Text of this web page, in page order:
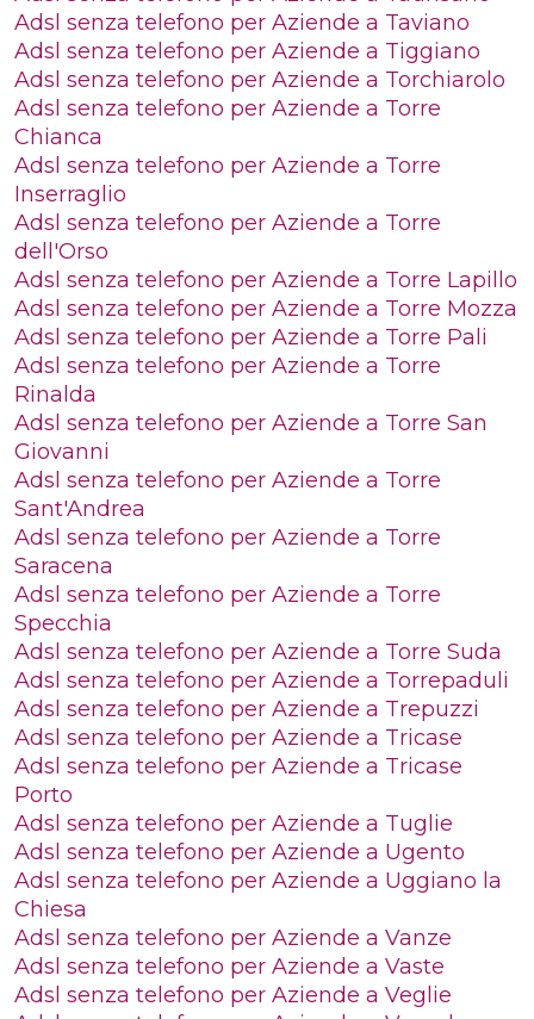
Adsl senza telefono per Aziende a Taviano
Adsl senza telefono per Aziende a Tiggiano
Adsl senza telefono per Aziende a Torchiarolo
Adsl senza telefono per Aziende a Torre
Chianca
Adsl senza telefono per Aziende a Torre
Inserraglio
Adsl senza telefono per Aziende a Torre
dell'Orso
Adsl senza telefono per Aziende a Torre Lapillo
Adsl senza telefono per Aziende a Torre Mozza
Adsl senza telefono per Aziende a Torre Pali
Adsl senza telefono per Aziende a Torre
Rinalda
Adsl senza telefono per Aziende a Torre San
Giovanni
Adsl senza telefono per Aziende a Torre
Sant'Andrea
Adsl senza telefono per Aziende a Torre
Saracena
Adsl senza telefono per Aziende a Torre
Specchia
Adsl senza telefono per Aziende a Torre Suda
Adsl senza telefono per Aziende a Torrepaduli
Adsl senza telefono per Aziende a Trepuzzi
Adsl senza telefono per Aziende a Tricase
Adsl senza telefono per Aziende a Tricase
Porto
Adsl senza telefono per Aziende a Tuglie
Adsl senza telefono per Aziende a Ugento
Adsl senza telefono per Aziende a Uggiano la
Chiesa
Adsl senza telefono per Aziende a Vanze
Adsl senza telefono per Aziende a Vaste
Adsl senza telefono per Aziende a Veglie